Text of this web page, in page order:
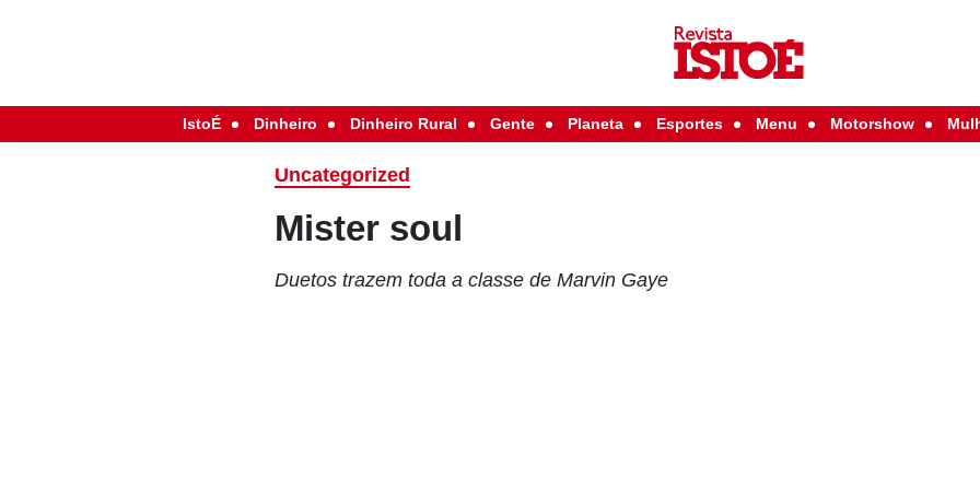
IstoÉ Dinheiro Dinheiro Rural Gente Planeta Esportes Menu Motorshow
Uncategorized
Mister soul
Duetos trazem toda a classe de Marvin Gaye